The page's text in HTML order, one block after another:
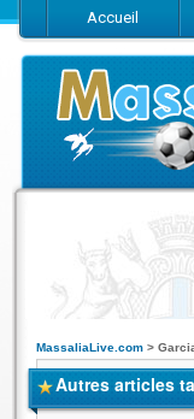
Accueil
MassaliaLive.com >
Autres articles